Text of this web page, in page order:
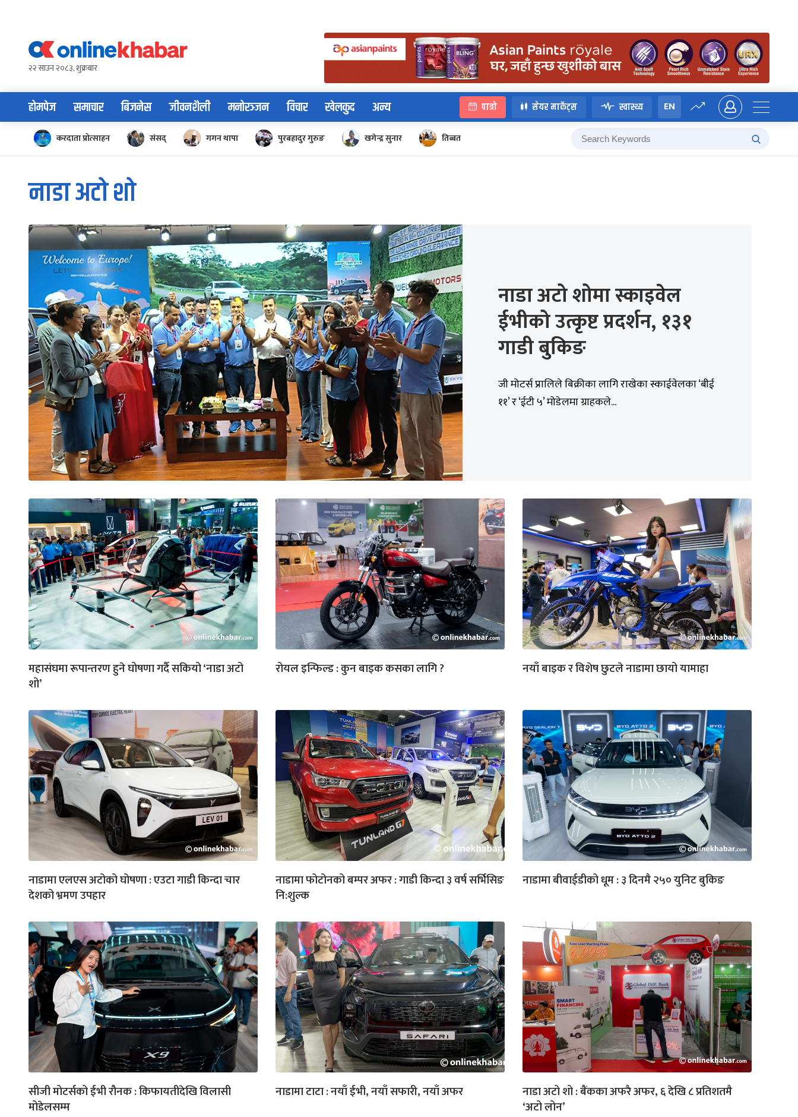
content२२ साउन २०८३, शुक्रबार
होमपेज समाचार बिजनेस जीवनशैली मनोरञ्जन विचार खेलकुद अन्य पात्रो सेयर मार्केट्स स्वास्थ्य EN
करदाता प्रोत्साहन संसद् गगन थापा पुरबहादुर गुरुङ खगेन्द्र सुनार तिब्बत
नाडा अटो शो
नाडा अटो शोमा स्काइवेल
ईभीको उत्कृष्ट प्रदर्शन, १३१
गाडी बुकिङ
जी मोटर्स प्रालिले बिक्रीका लागि राखेका स्काईवेलका ‘बीई
११’ र ‘ईटी ५’ मोडेलमा ग्राहकले...
महासंघमा रूपान्तरण हुने घोषणा गर्दै सकियो ‘नाडा अटो
शो’
रोयल इन्फिल्ड : कुन बाइक कसका लागि ? नयाँ बाइक र विशेष छुटले नाडामा छायो यामाहा
नाडामा एलएस अटोको घोषणा : एउटा गाडी किन्दा चार
देशको भ्रमण उपहार
नाडामा फोटोनको बम्पर अफर : गाडी किन्दा ३ वर्ष सर्भिसिङ
नि:शुल्क
नाडामा बीवाईडीको धूम : ३ दिनमै २५० युनिट बुकिङ
सीजी मोटर्सको ईभी रौनक : किफायतीदेखि विलासी
मोडेलसम्म
नाडामा टाटा : नयाँ ईभी, नयाँ सफारी, नयाँ अफर
नाडा अटो शो : बैंकका अफरै अफर, ६ देखि ८ प्रतिशतमै
‘अटो लोन’